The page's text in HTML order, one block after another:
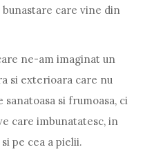
care vine din
ne-am imaginat un
si exterioara care nu
sanatoasa si frumoasa, ci
care imbunatatesc, in
pe cea a pielii.